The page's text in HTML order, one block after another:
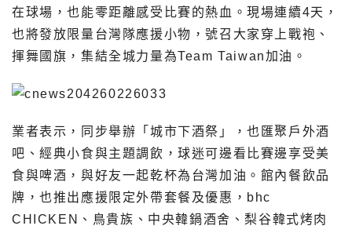
在球場，也能零距離感受比賽的熱血。現場連續4天，
也將發放限量台灣隊應援小物，號召大家穿上戰袍、
揮舞國旗，集結全城力量為Team Taiwan加油。
業者表示，同步舉辦「城市下酒祭」，也匯聚戶外酒
吧、經典小食與主題調飲，球迷可邊看比賽邊享受美
食與啤酒，與好友一起乾杯為台灣加油。館內餐飲品
牌，也推出應援限定外帶套餐及優惠，bhc
CHICKEN、鳥貴族、中央韓鍋酒舍、梨谷韓式烤肉